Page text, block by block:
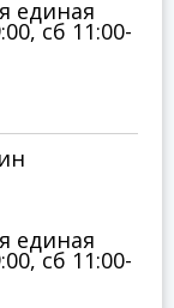
единая
сб 11:00-
единая
сб 11:00-